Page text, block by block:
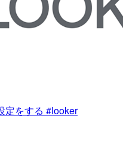
定をする #looker